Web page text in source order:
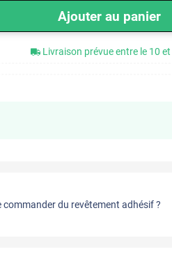
Ajouter au panier
Livraison prévue entre le 10
du revêtement adhésif ?